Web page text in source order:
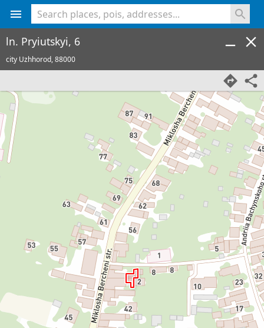
ln. Pryiutskyi, 6
city Uzhhorod,88000
<% console.log(hcard) %>